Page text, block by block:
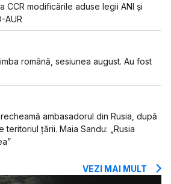
CCR modificările aduse legii ANI și
AUR
română, sesiunea august. Au fost
ambasadorul din Rusia, după
țării. Maia Sandu: „Rusia
VEZI MAI MULT